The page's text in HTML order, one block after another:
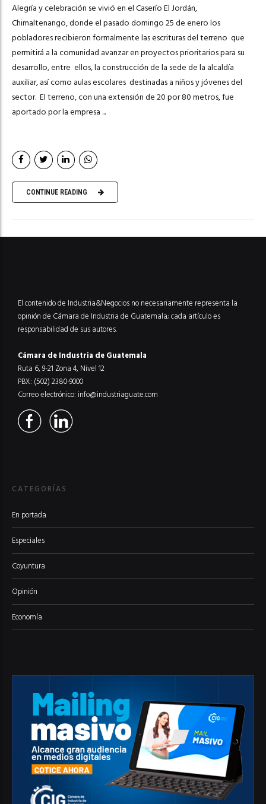
Alegría y celebración se vivió en el Caserío El Jordán,
Chimaltenango, donde el pasado domingo 25 de enero los
pobladores recibieron formalmente las escrituras del terreno que
permitirá a la comunidad avanzar en proyectos prioritarios para su
desarrollo, entre ellos, la construcción de la sede de la alcaldía
auxiliar, así como aulas escolares destinadas a niños y jóvenes del
sector. El terreno, con una extensión de 20 por 80 metros, fue
aportado por la empresa ...
CONTINUE READING
El contenido de Industria&Negocios no necesariamente representa la
opinión de Cámara de Industria de Guatemala; cada artículo es
responsabilidad de sus autores.
Cámara de Industria de Guatemala
Ruta 6, 9-21 Zona 4, Nivel 12
PBX: (502) 2380-9000
Correo electrónico: info@industriaguate.com
CATEGORÍAS
En portada
Especiales
Coyuntura
Opinión
Economía